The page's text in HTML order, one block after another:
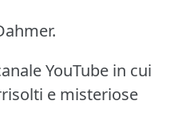
YouTube in cui
e misteriose